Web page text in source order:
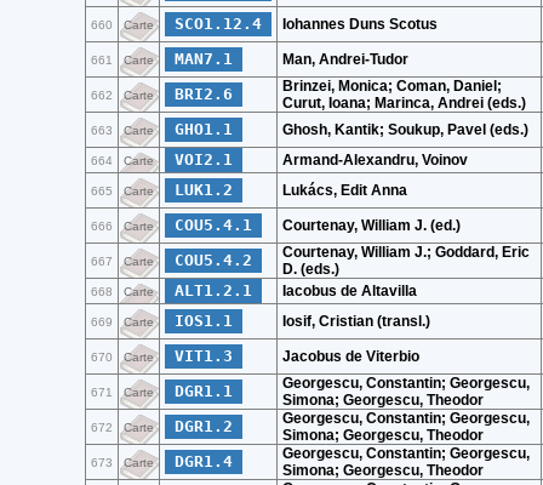
660 Carte SCO1.12.4 Iohannes Duns Scotus
661 Carte MAN7.1 Man, Andrei-Tudor
662 Carte BRI2.6
Brinzei, Monica; Coman, Daniel;
Curut, Ioana; Marinca, Andrei (eds.)
663 Carte GHO1.1 Ghosh, Kantik; Soukup, Pavel (eds.)
664 Carte VOI2.1 Armand-Alexandru, Voinov
665 Carte LUK1.2 Lukács, Edit Anna
666 Carte COU5.4.1 Courtenay, William J. (ed.)
667 Carte COU5.4.2
Courtenay, William J.; Goddard, Eric
D. (eds.)
668 Carte ALT1.2.1 Iacobus de Altavilla
669 Carte IOS1.1 Iosif, Cristian (transl.)
670 Carte VIT1.3 Jacobus de Viterbio
671 Carte DGR1.1
Georgescu, Constantin; Georgescu,
Simona; Georgescu, Theodor
672 Carte DGR1.2
Georgescu, Constantin; Georgescu,
Simona; Georgescu, Theodor
673 Carte DGR1.4
Georgescu, Constantin; Georgescu,
Simona; Georgescu, Theodor